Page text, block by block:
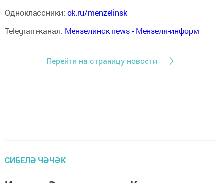
Одноклассники: ok.ru/menzelinsk
Telegram-канал: Мензелинск news - Мензеля-информ
Перейти на страницу новости
СИБЕЛӘ ЧӘЧӘК